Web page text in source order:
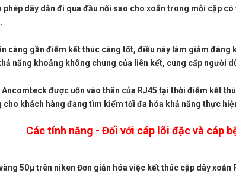
dây dẫn đi qua đầu nối sao cho xoắn trong mỗi cặp
càng gần điểm kết thúc càng tốt, điều này làm giảm đáng
năng khoảng không chung của liên kết, cung cấp người
được uốn vào thân của RJ45 tại thời điểm kết
khách hàng đang tìm kiếm tối đa hóa khả năng thực
Các tính năng - Đối với cáp lõi đặc và cáp
50µ trên niken Đơn giản hóa việc kết thúc cặp dây xoắn